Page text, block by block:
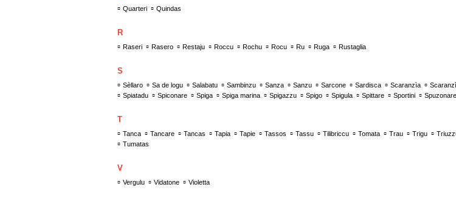
▫ Quarteri ▫ Quindas
R
▫ Raseri ▫ Rasero ▫ Restaju ▫ Roccu ▫ Rochu ▫ Rocu ▫ Ru ▫ Ruga ▫ Rustaglia
S
▫ Sèllaro ▫ Sa de logu ▫ Salabatu ▫ Sambinzu ▫ Sanza ▫ Sanzu ▫ Sarcone ▫ Sardisca ▫ Scaranzìa ▫
▫ Spiatadu ▫ Spiconare ▫ Spiga ▫ Spiga marina ▫ Spigazzu ▫ Spigo ▫ Spigula ▫ Spittare ▫ Sportini ▫ Spuzonare
T
▫ Tanca ▫ Tancare ▫ Tancas ▫ Tapia ▫ Tapie ▫ Tassos ▫ Tassu ▫ Tilibriccu ▫ Tomata ▫ Trau ▫ Trigu ▫
▫ Tumatas
V
▫ Vergulu ▫ Vidatone ▫ Violetta